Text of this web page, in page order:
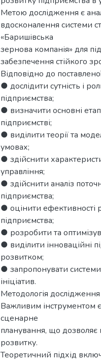
Метою дослідження є
вдосконалення системи
«Баришівська
зернова компанія» для
забезпечення стійкого
Відповідно до
● дослідити сутність і
підприємства;
● визначити основні
підприємстві;
● виділити теорії та
умовах;
● здійснити
управління;
● здійснити аналіз
підприємства;
● оцінити ефективності
підприємства;
● розробити та
● виділити інноваційні
розвитком;
● запропонувати
ініціатив.
Методологія дослідження
Важливим інструментом є
сценарне
планування, що дозволяє
розвитку.
Теоретичний підхід